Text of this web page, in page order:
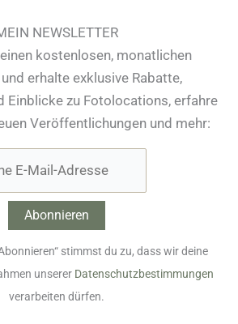
NEWSLETTER
kostenlosen, monatlichen
erhalte exklusive Rabatte,
Einblicke zu Fotolocations, erfahre
Veröffentlichungen und mehr:
stimmst du zu, dass wir deine
unserer Datenschutzbestimmungen
verarbeiten dürfen.